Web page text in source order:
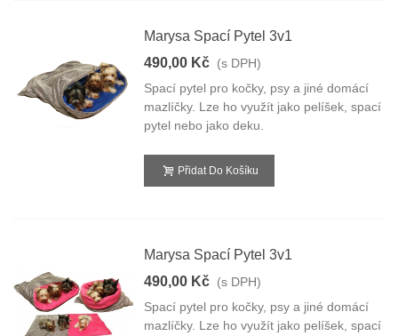
Marysa Spací Pytel 3v1
490,00 Kč (s DPH)
Spací pytel pro kočky, psy a jiné domácí
mazlíčky. Lze ho využít jako pelíšek, spací
pytel nebo jako deku.
Přidat Do Košíku
Marysa Spací Pytel 3v1
490,00 Kč (s DPH)
Spací pytel pro kočky, psy a jiné domácí
mazlíčky. Lze ho využít jako pelíšek, spací